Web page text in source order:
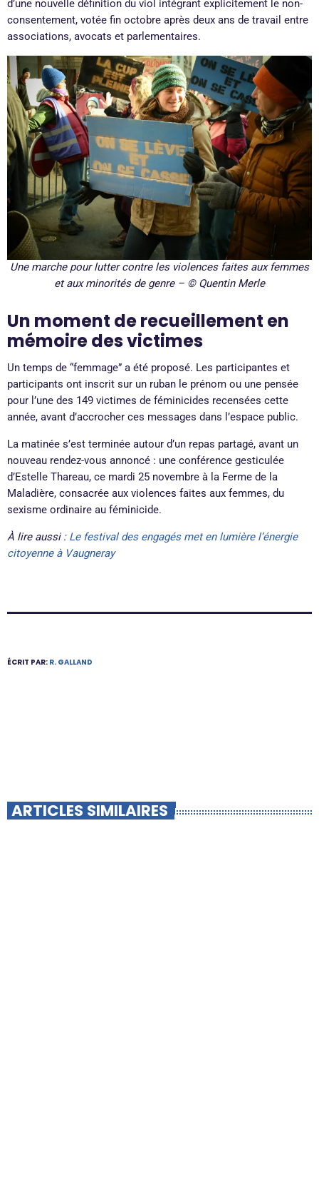
d’une nouvelle définition du viol intégrant explicitement le non-
consentement, votée fin octobre après deux ans de travail entre
associations, avocats et parlementaires.
Une marche pour lutter contre les violences faites aux femmes
et aux minorités de genre – © Quentin Merle
Un moment de recueillement en
mémoire des victimes
Un temps de “femmage” a été proposé. Les participantes et
participants ont inscrit sur un ruban le prénom ou une pensée
pour l’une des 149 victimes de féminicides recensées cette
année, avant d’accrocher ces messages dans l’espace public.
La matinée s’est terminée autour d’un repas partagé, avant un
nouveau rendez-vous annoncé : une conférence gesticulée
d’Estelle Thareau, ce mardi 25 novembre à la Ferme de la
Maladière, consacrée aux violences faites aux femmes, du
sexisme ordinaire au féminicide.
À lire aussi : Le festival des engagés met en lumière l’énergie
citoyenne à Vaugneray
ÉCRIT PAR: R. GALLAND
ARTICLES SIMILAIRES